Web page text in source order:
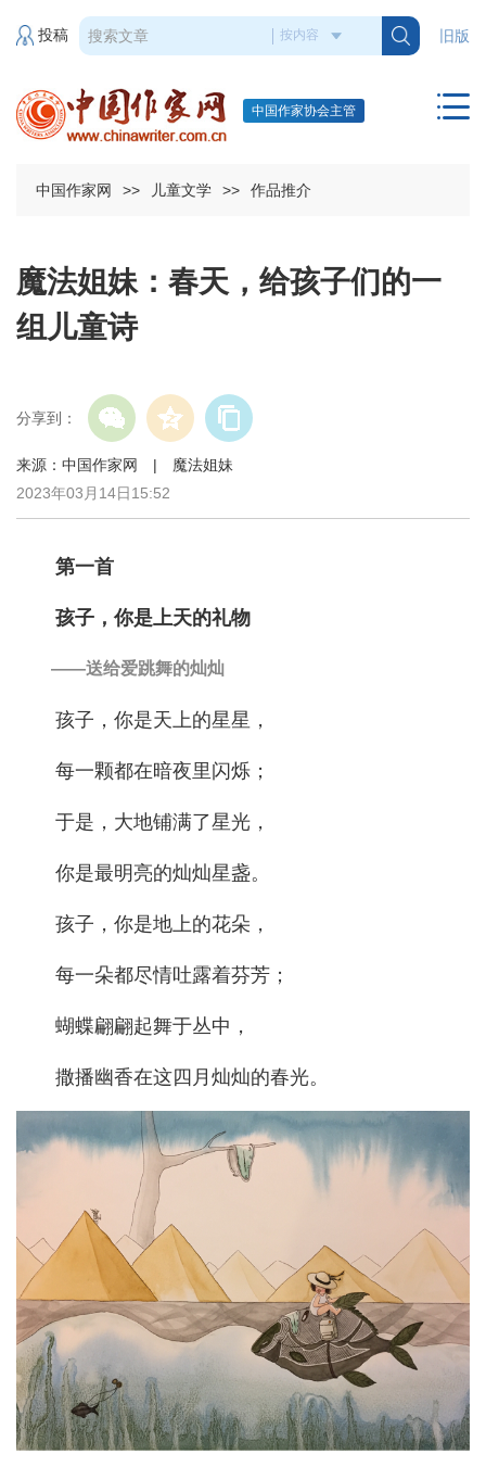
旧版
投稿
中国作家协会主管
中国作家网 >> 儿童文学 >> 作品推介
魔法姐妹：春天，给孩子们的一
组儿童诗
分享到：
来源：中国作家网 | 魔法姐妹
2023年03月14日15:52
第一首
孩子，你是上天的礼物
——送给爱跳舞的灿灿
孩子，你是天上的星星，
每一颗都在暗夜里闪烁；
于是，大地铺满了星光，
你是最明亮的灿灿星盏。
孩子，你是地上的花朵，
每一朵都尽情吐露着芬芳；
蝴蝶翩翩起舞于丛中，
撒播幽香在这四月灿灿的春光。